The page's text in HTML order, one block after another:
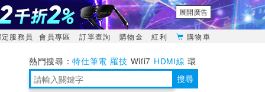
展開廣告
服務員 會員專區 訂單查詢 購物金 紅利 購物車
特仕筆電 羅技 Wifi7 HDMI線 環
境量測 明緯POWER 搜尋